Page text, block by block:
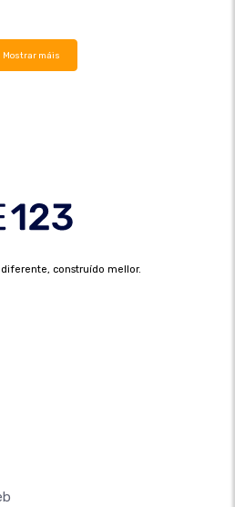
Mostrar máis
construído mellor.